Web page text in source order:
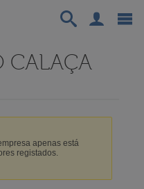
CALAÇA
apenas está
registados.